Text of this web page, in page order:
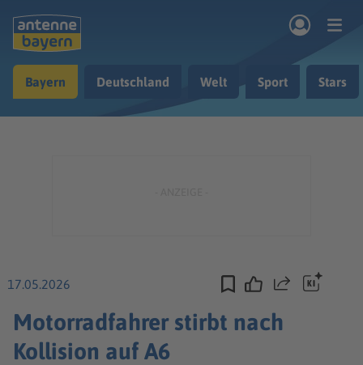
Musik & Radio
Bayern Deutschland Welt Sport Stars
17.05.2026 Teilen
Motorradfahrer stirbt nach
Kollision auf A6